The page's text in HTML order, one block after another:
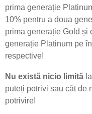
prima generație
10% pentru a doua
prima generație Gold și
generație Platinum pe
respective!
Nu există nicio limită
puteți potrivi sau cât de
potrivire!